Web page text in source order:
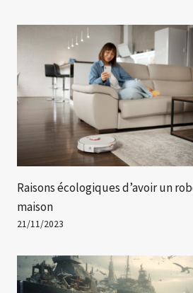
Raisons écologiques d’avoir un
maison
21/11/2023